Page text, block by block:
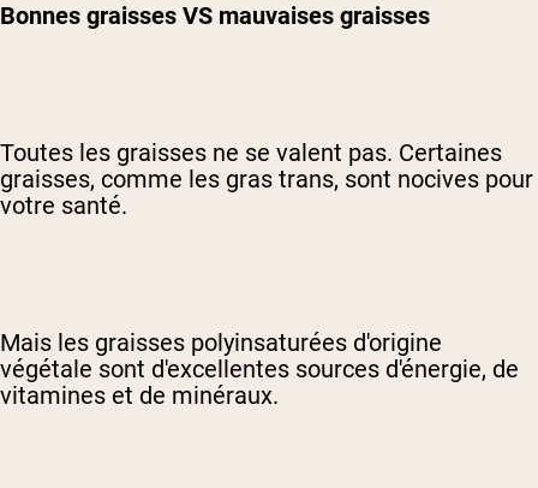
Bonnes graisses VS mauvaises graisses
Toutes les graisses ne se valent pas. Certaines
graisses, comme les gras trans, sont nocives pour
votre santé.
Mais les graisses polyinsaturées d'origine
végétale sont d'excellentes sources d'énergie, de
vitamines et de minéraux.